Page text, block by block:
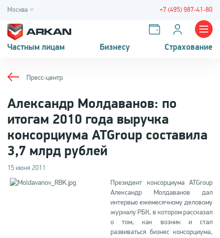
Москва +7 (495) 987-41-80
Частным лицам Бизнесу Страхование
Пресс-центр
Александр Молдаванов: по
итогам 2010 года выручка
консорциума ATGroup составила
3,7 млрд рублей
15 июня 2011
Президент консорциума ATGroup
Александр Молдаванов дал
интервью ежемесячному деловому
журналу РБК, в котором рассказал
о том, как возник и стал
развиваться бизнес консорциума,